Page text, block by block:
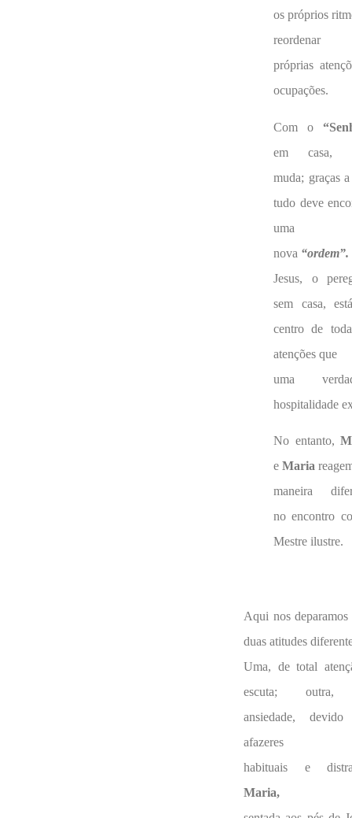
os próprios
próprias
ocupações.
Com o
em casa,
muda; graças
tudo deve
uma
nova “ordem”.
Jesus, o
sem casa,
centro de
atenções que
uma
hospitalidade
No entanto,
e Maria
maneira
no encontro
Mestre ilustre.
Aqui nos deparamos
duas atitudes
Uma, de total
escuta;
ansiedade,
afazeres
habituais e
Maria,